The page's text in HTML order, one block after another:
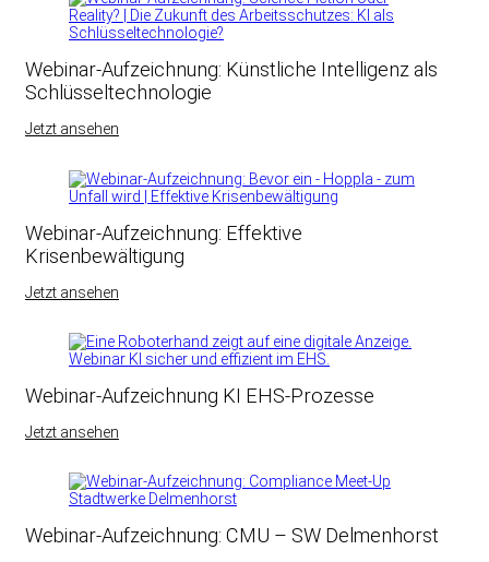
Webinar-Aufzeichnung: Künstliche Intelligenz als
Schlüsseltechnologie
Jetzt ansehen
Webinar-Aufzeichnung: Effektive
Krisenbewältigung
Jetzt ansehen
Webinar-Aufzeichnung KI EHS-Prozesse
Jetzt ansehen
Webinar-Aufzeichnung: CMU – SW Delmenhorst